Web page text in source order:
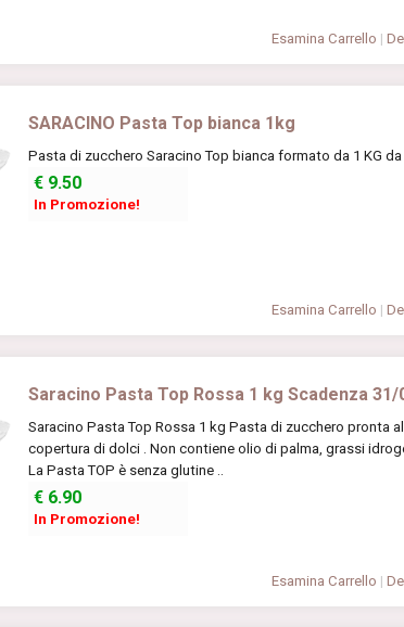
Esamina Carrello |
SARACINO Pasta Top bianca 1kg
Pasta di zucchero Saracino Top bianca formato da 1 KG
€ 9.50
In Promozione!
Esamina Carrello |
Saracino Pasta Top Rossa 1 kg Scadenza 31/
Saracino Pasta Top Rossa 1 kg Pasta di zucchero pronta
copertura di dolci . Non contiene olio di palma, grassi
La Pasta TOP è senza glutine ..
€ 6.90
In Promozione!
Esamina Carrello |